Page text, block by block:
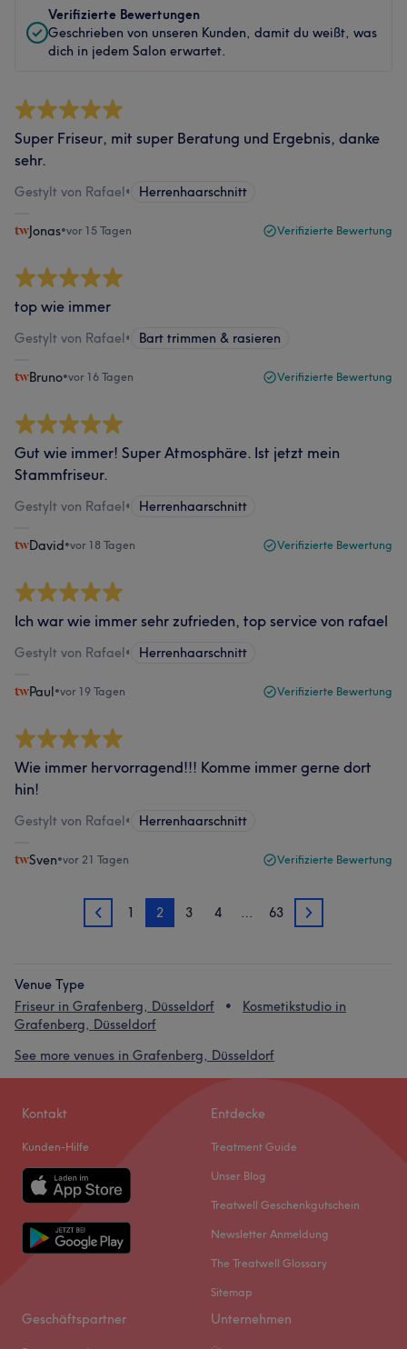
Verifizierte Bewertungen
Geschrieben von unseren Kunden, damit du weißt, was
dich in jedem Salon erwartet.
Super Friseur, mit super Beratung und Ergebnis, danke
sehr.
Gestylt von Rafael• Herrenhaarschnitt
Jonas•vor 15 Tagen Verifizierte Bewertung
top wie immer
Gestylt von Rafael• Bart trimmen & rasieren
Bruno•vor 16 Tagen Verifizierte Bewertung
Gut wie immer! Super Atmosphäre. Ist jetzt mein
Stammfriseur.
Gestylt von Rafael• Herrenhaarschnitt
David•vor 18 Tagen Verifizierte Bewertung
Ich war wie immer sehr zufrieden, top service von rafael
Gestylt von Rafael• Herrenhaarschnitt
Paul•vor 19 Tagen Verifizierte Bewertung
Wie immer hervorragend!!! Komme immer gerne dort
hin!
Gestylt von Rafael• Herrenhaarschnitt
Sven•vor 21 Tagen Verifizierte Bewertung
1 1 2 3 4 … 63 3
Venue Type
Friseur in Grafenberg, Düsseldorf
Kosmetikstudio in
Grafenberg, Düsseldorf
See more venues in Grafenberg, Düsseldorf
Kontakt
Kunden-Hilfe
Entdecke
Treatment Guide
Unser Blog
Treatwell Geschenkgutschein
Newsletter Anmeldung
The Treatwell Glossary
Sitemap
Geschäftspartner Unternehmen